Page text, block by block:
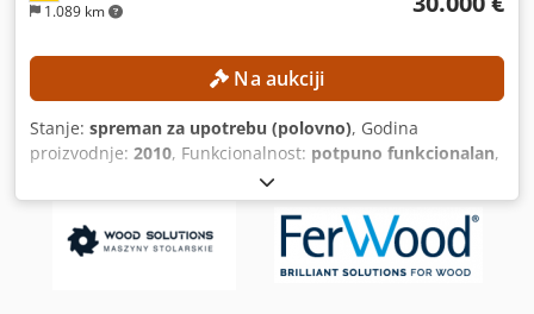
1.089 km
Na aukciji
Stanje: spreman za upotrebu (polovno), Godina
proizvodnje: 2010, Funkcionalnost: potpuno funkcionalan,
, udaljenost pomeranja ose X:
mm, Y osa hod:410 mm, radni hod Z-ose:450 mm, brzina
vretena (maks.):20.000 o/min
, broj mjesta u izmjenjivaču
alata:210, TEHNIČKE KARAKTERISTIKE CNC upravljanje:
FANUC 30iM za obradu sa 5 osa Radni prostor Hod po X